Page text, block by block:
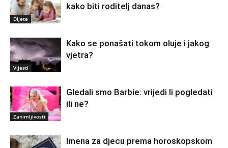
Dijete
kako biti roditelj danas?
Vijesti
Kako se ponašati tokom oluje i jakog
vjetra?
Zanimljivosti
Gledali smo Barbie: vrijedi li pogledati
ili ne?
Imena za djecu prema horoskopskom